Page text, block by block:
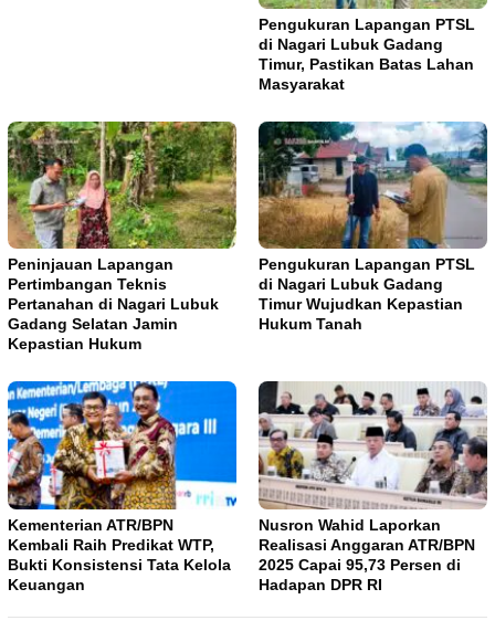
Pengukuran Lapangan PTSL
di Nagari Lubuk Gadang
Timur, Pastikan Batas Lahan
Masyarakat
Peninjauan Lapangan
Pertimbangan Teknis
Pertanahan di Nagari Lubuk
Gadang Selatan Jamin
Kepastian Hukum
Pengukuran Lapangan PTSL
di Nagari Lubuk Gadang
Timur Wujudkan Kepastian
Hukum Tanah
Kementerian ATR/BPN
Kembali Raih Predikat WTP,
Bukti Konsistensi Tata Kelola
Keuangan
Nusron Wahid Laporkan
Realisasi Anggaran ATR/BPN
2025 Capai 95,73 Persen di
Hadapan DPR RI